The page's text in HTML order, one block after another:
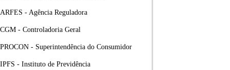
ARFES - Agência Reguladora
CGM - Controladoria Geral
PROCON - Superintendência do Consumidor
IPFS - Instituto de Previdência